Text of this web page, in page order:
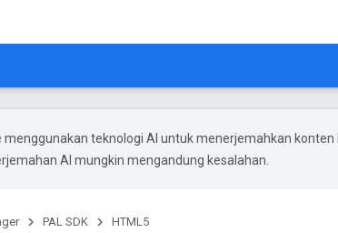
menggunakan teknologi AI untuk menerjemahkan konten
AI mungkin mengandung kesalahan.
PAL SDK HTML5